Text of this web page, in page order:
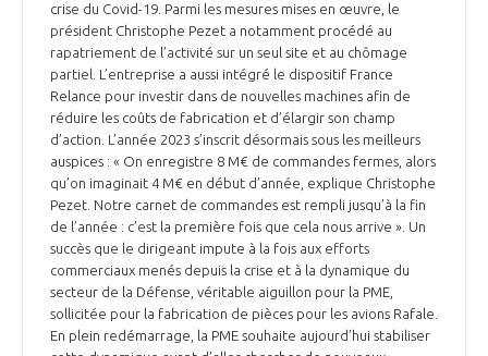
crise du Covid-19. Parmi les mesures mises en œuvre, le
président Christophe Pezet a notamment procédé au
rapatriement de l’activité sur un seul site et au chômage
partiel. L’entreprise a aussi intégré le dispositif France
Relance pour investir dans de nouvelles machines afin de
réduire les coûts de fabrication et d’élargir son champ
d’action. L’année 2023 s’inscrit désormais sous les meilleurs
auspices : « On enregistre 8 M€ de commandes fermes, alors
qu’on imaginait 4 M€ en début d’année, explique Christophe
Pezet. Notre carnet de commandes est rempli jusqu’à la fin
de l’année : c’est la première fois que cela nous arrive ». Un
succès que le dirigeant impute à la fois aux efforts
commerciaux menés depuis la crise et à la dynamique du
secteur de la Défense, véritable aiguillon pour la PME,
sollicitée pour la fabrication de pièces pour les avions Rafale.
En plein redémarrage, la PME souhaite aujourd’hui stabiliser